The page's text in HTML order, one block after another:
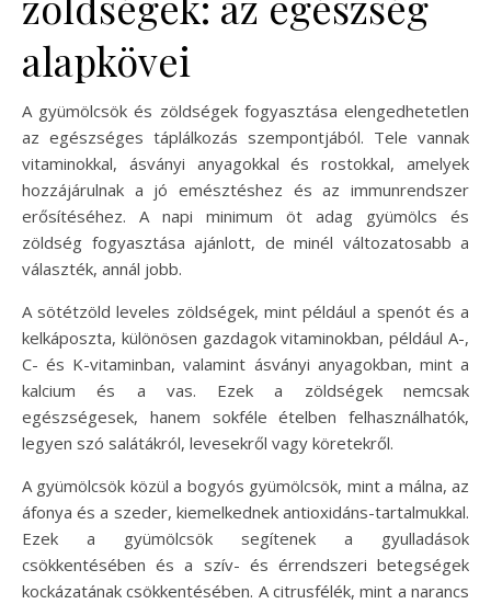
alapkövei
A gyümölcsök és zöldségek fogyasztása elengedhetetlen
az egészséges táplálkozás szempontjából. Tele vannak
vitaminokkal, ásványi anyagokkal és rostokkal, amelyek
hozzájárulnak a jó emésztéshez és az immunrendszer
erősítéséhez. A napi minimum öt adag gyümölcs és
zöldség fogyasztása ajánlott, de minél változatosabb a
választék, annál jobb.
A sötétzöld leveles zöldségek, mint például a spenót és a
kelkáposzta, különösen gazdagok vitaminokban, például A-,
C- és K-vitaminban, valamint ásványi anyagokban, mint a
kalcium és a vas. Ezek a zöldségek nemcsak
egészségesek, hanem sokféle ételben felhasználhatók,
legyen szó salátákról, levesekről vagy köretekről.
A gyümölcsök közül a bogyós gyümölcsök, mint a málna, az
áfonya és a szeder, kiemelkednek antioxidáns-tartalmukkal.
Ezek a gyümölcsök segítenek a gyulladások
csökkentésében és a szív- és érrendszeri betegségek
kockázatának csökkentésében. A citrusfélék, mint a narancs